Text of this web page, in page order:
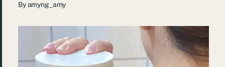
Byamyng_amy